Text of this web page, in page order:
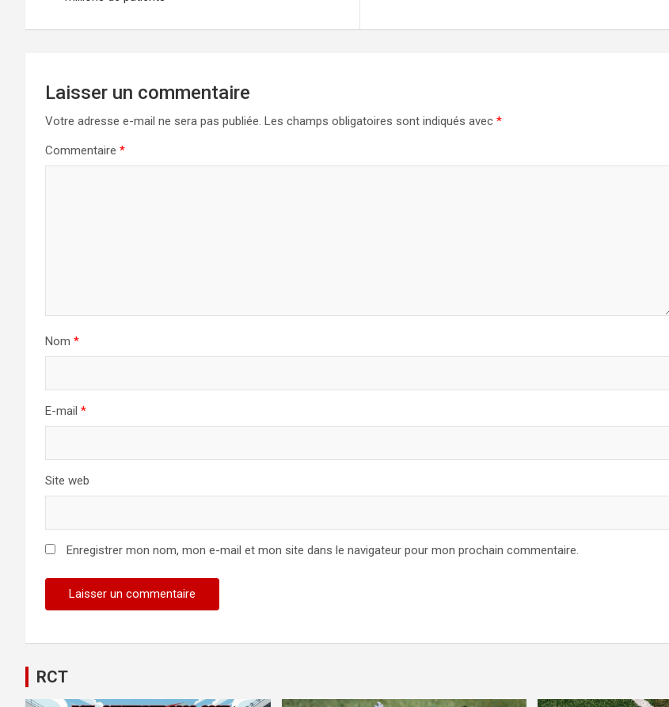
Laisser un commentaire
Votre adresse e-mail ne sera pas publiée. Les champs obligatoires sont indiqués avec *
Commentaire *
Nom *
E-mail *
Site web
Enregistrer mon nom, mon e-mail et mon site dans le navigateur pour mon prochain commentaire.
RCT